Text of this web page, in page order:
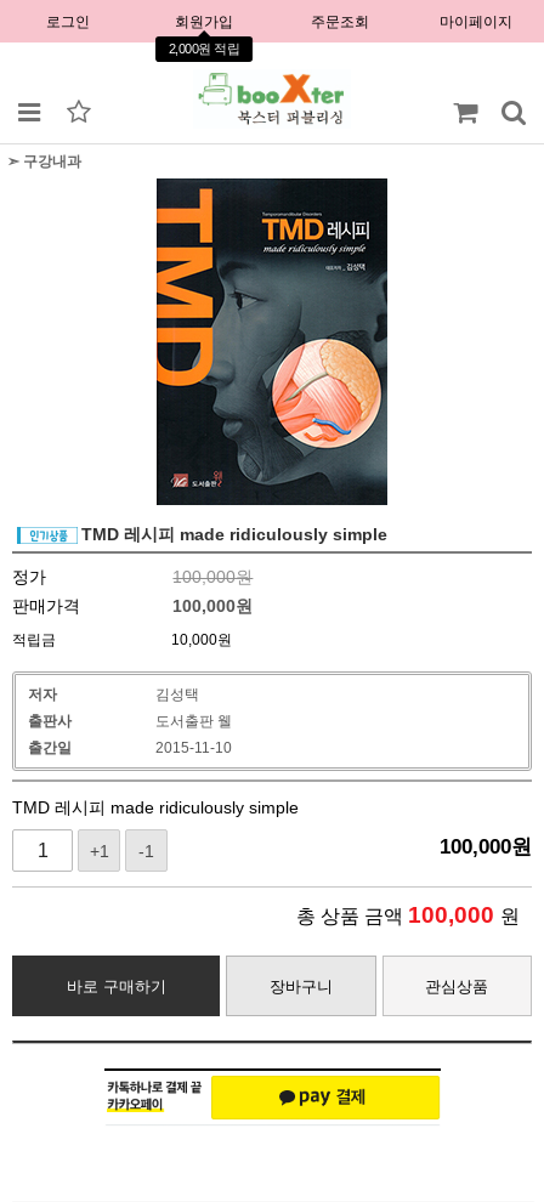
로그인 회원가입
2,000원 적립
주문조회 마이페이지
➣ 구강내과
TMD 레시피 made ridiculously simple
정가
100,000원
판매가격
100,000원
적립금 10,000원
저자
김성택
출판사
도서출판 웰
출간일
2015-11-10
TMD 레시피 made ridiculously simple
+1 -1 100,000원
총 상품 금액 100,000 원
바로 구매하기 장바구니 관심상품